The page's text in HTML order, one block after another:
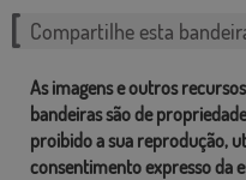
Compartilhe esta
As imagens e outros
bandeiras são de
proibido a sua reprodução,
consentimento expresso da